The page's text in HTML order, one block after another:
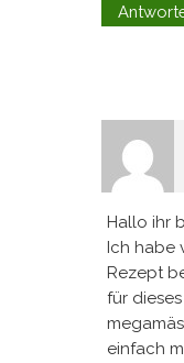
Hallo ihr
Ich habe
Rezept
für
einfach